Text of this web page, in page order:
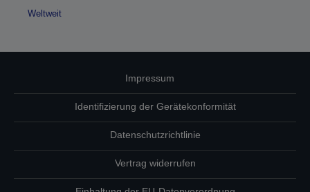
Weltweit
Impressum
Identifizierung der Gerätekonformität
Datenschutzrichtlinie
Vertrag widerrufen